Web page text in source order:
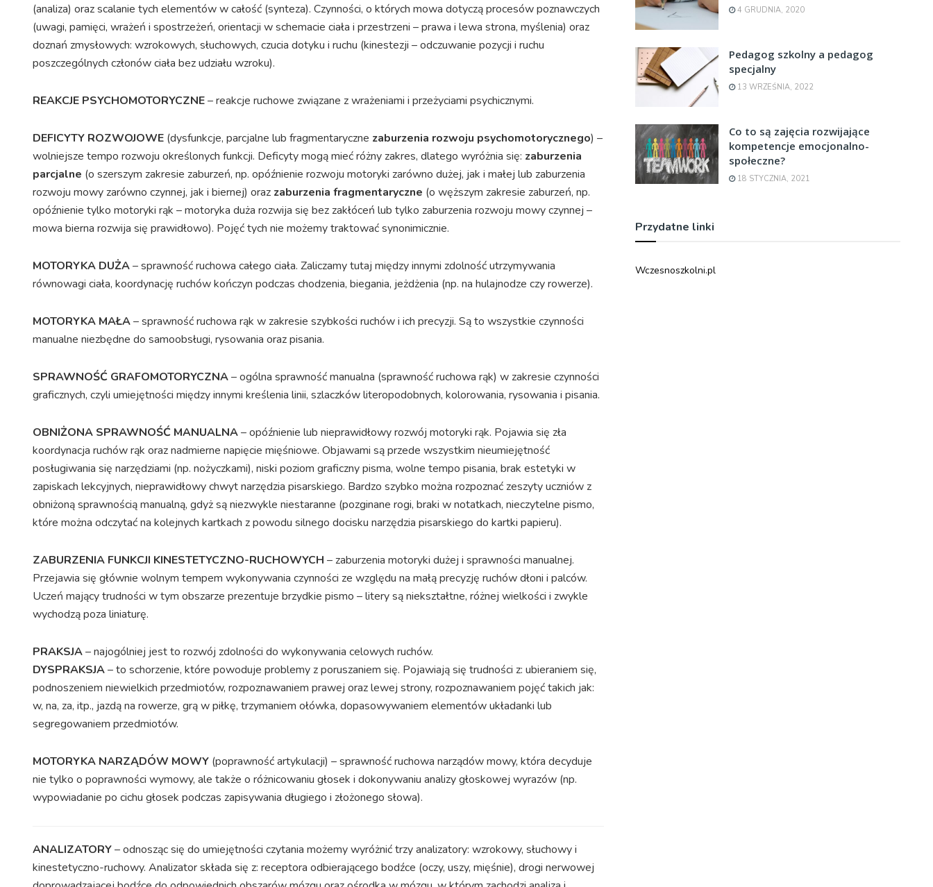
(analiza) oraz scalanie tych elementów w całość (synteza). Czynności, o których mowa dotyczą procesów poznawczych
(uwagi, pamięci, wrażeń i spostrzeżeń, orientacji w schemacie ciała i przestrzeni – prawa i lewa strona, myślenia) oraz
doznań zmysłowych: wzrokowych, słuchowych, czucia dotyku i ruchu (kinestezji – odczuwanie pozycji i ruchu
poszczególnych członów ciała bez udziału wzroku).
REAKCJE PSYCHOMOTORYCZNE– reakcje ruchowe związane z wrażeniami i przeżyciami psychicznymi.
DEFICYTY ROZWOJOWE (dysfunkcje, parcjalne lub fragmentaryczne zaburzenia rozwoju psychomotorycznego) –
wolniejsze tempo rozwoju określonych funkcji. Deficyty mogą mieć różny zakres, dlatego wyróżnia się: zaburzenia
parcjalne (o szerszym zakresie zaburzeń, np. opóźnienie rozwoju motoryki zarówno dużej, jak i małej lub zaburzenia
rozwoju mowy zarówno czynnej, jak i biernej) oraz zaburzenia fragmentaryczne (o węższym zakresie zaburzeń, np.
opóźnienie tylko motoryki rąk – motoryka duża rozwija się bez zakłóceń lub tylko zaburzenia rozwoju mowy czynnej –
mowa bierna rozwija się prawidłowo). Pojęć tych nie możemy traktować synonimicznie.
MOTORYKA DUŻA– sprawność ruchowa całego ciała. Zaliczamy tutaj między innymi zdolność utrzymywania
równowagi ciała, koordynację ruchów kończyn podczas chodzenia, biegania, jeżdżenia (np. na hulajnodze czy rowerze).
MOTORYKA MAŁA– sprawność ruchowa rąk w zakresie szybkości ruchów i ich precyzji. Są to wszystkie czynności
manualne niezbędne do samoobsługi, rysowania oraz pisania.
SPRAWNOŚĆ GRAFOMOTORYCZNA– ogólna sprawność manualna (sprawność ruchowa rąk) w zakresie czynności
graficznych, czyli umiejętności między innymi kreślenia linii, szlaczków literopodobnych, kolorowania, rysowania i pisania.
OBNIŻONA SPRAWNOŚĆ MANUALNA– opóźnienie lub nieprawidłowy rozwój motoryki rąk. Pojawia się zła
koordynacja ruchów rąk oraz nadmierne napięcie mięśniowe. Objawami są przede wszystkim nieumiejętność
posługiwania się narzędziami (np. nożyczkami), niski poziom graficzny pisma, wolne tempo pisania, brak estetyki w
zapiskach lekcyjnych, nieprawidłowy chwyt narzędzia pisarskiego. Bardzo szybko można rozpoznać zeszyty uczniów z
obniżoną sprawnością manualną, gdyż są niezwykle niestaranne (pozginane rogi, braki w notatkach, nieczytelne pismo,
które można odczytać na kolejnych kartkach z powodu silnego docisku narzędzia pisarskiego do kartki papieru).
ZABURZENIA FUNKCJI KINESTETYCZNO-RUCHOWYCH – zaburzenia motoryki dużej i sprawności manualnej.
Przejawia się głównie wolnym tempem wykonywania czynności ze względu na małą precyzję ruchów dłoni i palców.
Uczeń mający trudności w tym obszarze prezentuje brzydkie pismo – litery są niekształtne, różnej wielkości i zwykle
wychodzą poza liniaturę.
PRAKSJA– najogólniej jest to rozwój zdolności do wykonywania celowych ruchów.
DYSPRAKSJA– to schorzenie, które powoduje problemy z poruszaniem się. Pojawiają się trudności z: ubieraniem się,
podnoszeniem niewielkich przedmiotów, rozpoznawaniem prawej oraz lewej strony, rozpoznawaniem pojęć takich jak:
w, na, za, itp., jazdą na rowerze, grą w piłkę, trzymaniem ołówka, dopasowywaniem elementów układanki lub
segregowaniem przedmiotów.
MOTORYKA NARZĄDÓW MOWY (poprawność artykulacji) – sprawność ruchowa narządów mowy, która decyduje
nie tylko o poprawności wymowy, ale także o różnicowaniu głosek i dokonywaniu analizy głoskowej wyrazów (np.
wypowiadanie po cichu głosek podczas zapisywania długiego i złożonego słowa).
ANALIZATORY– odnosząc się do umiejętności czytania możemy wyróżnić trzy analizatory: wzrokowy, słuchowy i
kinestetyczno-ruchowy. Analizator składa się z: receptora odbierającego bodźce (oczy, uszy, mięśnie), drogi nerwowej
4 GRUDNIA, 2020
Pedagog szkolny a pedagog
specjalny
13 WRZEŚNIA, 2022
Co to są zajęcia rozwijające
kompetencje emocjonalno-
społeczne?
18 STYCZNIA, 2021
Przydatne linki
Wczesnoszkolni.pl